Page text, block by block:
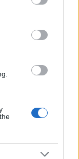
party tags to
in below Google